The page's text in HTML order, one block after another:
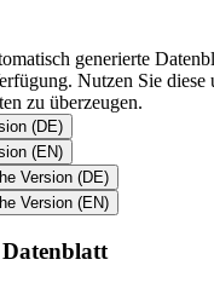
generierte
Nutzen Sie diese
zu überzeugen.
(DE)
(EN)
Version (DE)
Version (EN)
Datenblatt